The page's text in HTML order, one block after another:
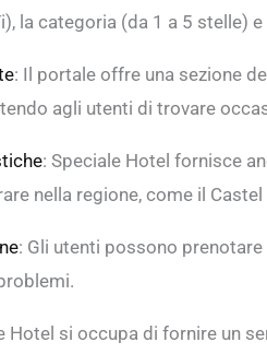
la categoria (da 1 a 5 stelle)
: Il portale offre una sezione
agli utenti di trovare
: Speciale Hotel fornisce
nella regione, come il
: Gli utenti possono
Hotel si occupa di fornire un